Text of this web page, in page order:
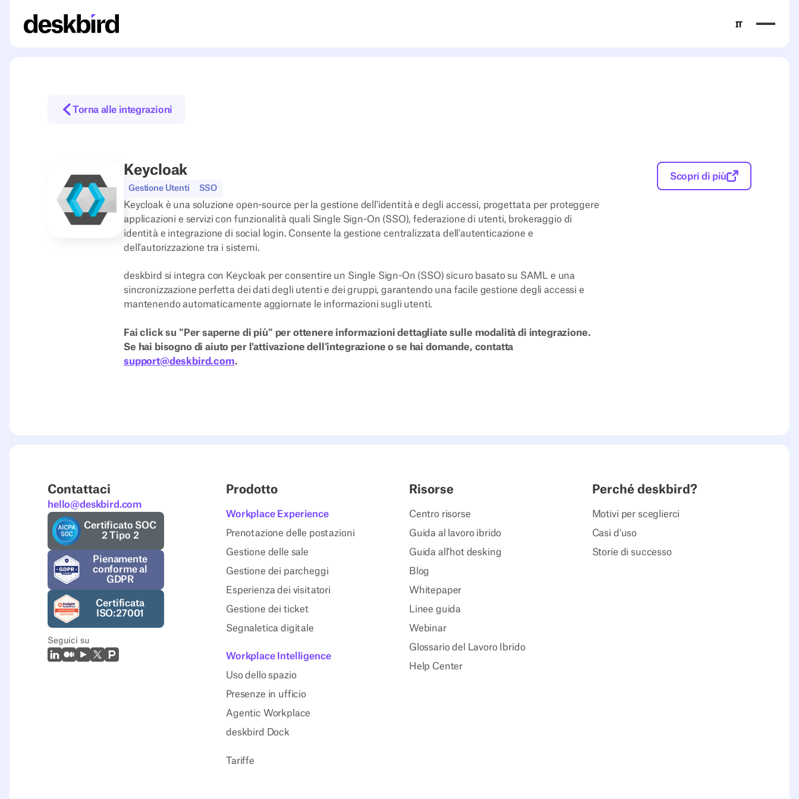
IT
Torna alle integrazioni
Keycloak
Gestione Utenti SSO
Keycloak è una soluzione open-source per la gestione dell'identità e degli accessi, progettata per proteggere
applicazioni e servizi con funzionalità quali Single Sign-On (SSO), federazione di utenti, brokeraggio di
identità e integrazione di social login. Consente la gestione centralizzata dell'autenticazione e
dell'autorizzazione tra i sistemi.
deskbird si integra con Keycloak per consentire un Single Sign-On (SSO) sicuro basato su SAML e una
sincronizzazione perfetta dei dati degli utenti e dei gruppi, garantendo una facile gestione degli accessi e
mantenendo automaticamente aggiornate le informazioni sugli utenti.
Fai click su "Per saperne di più" per ottenere informazioni dettagliate sulle modalità di integrazione.
Se hai bisogno di aiuto per l'attivazione dell'integrazione o se hai domande, contatta
support@deskbird.com.
Scopri di più
Contattaci
hello@deskbird.com
Certificato SOC
2 Tipo 2
Pienamente
conforme al
GDPR
Certificata
ISO:27001
Seguici su
LinkedIn
MedioYoutube
X (Twitter)
Prodcut Hunt
Prodotto
Workplace Experience
Prenotazione delle postazioni
Gestione delle sale
Gestione dei parcheggi
Esperienza dei visitatori
Gestione dei ticket
Segnaletica digitale
Workplace Intelligence
Uso dello spazio
Presenze in ufficio
Agentic Workplace
deskbird Dock
Tariffe
Risorse
Centro risorse
Guida al lavoro ibrido
Guida all'hot desking
Blog
Whitepaper
Linee guida
Webinar
Glossario del Lavoro Ibrido
Help Center
Perché deskbird?
Motivi per sceglierci
Casi d'uso
Storie di successo